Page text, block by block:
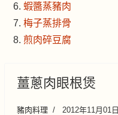
蝦醬蒸豬肉
梅子蒸排骨
煎肉碎豆腐
薑蔥肉眼根煲
豬肉料理 2012年11月01日